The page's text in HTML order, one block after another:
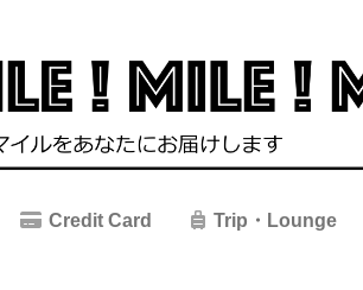
Credit Card Trip・Lounge